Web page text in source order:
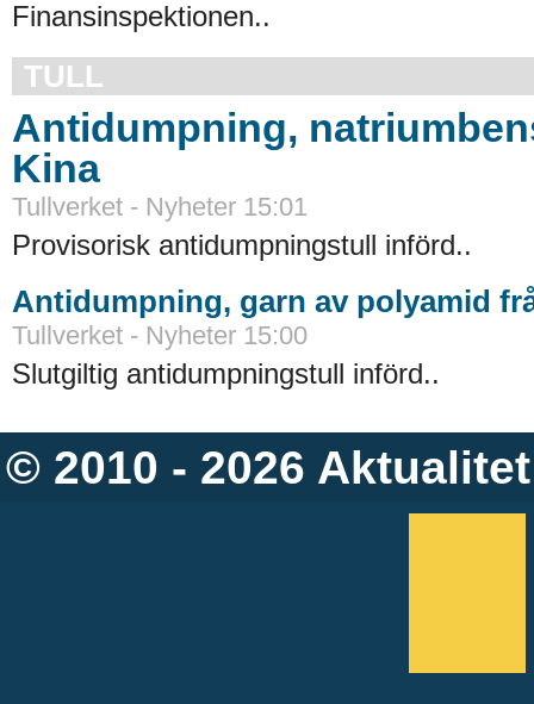
Finansinspektionen..
TULL
Antidumpning,
Kina
Tullverket - Nyheter 15:01
Provisorisk antidumpningstull införd..
Antidumpning, garn av polyamid
Tullverket - Nyheter 15:00
Slutgiltig antidumpningstull införd..
© 2010 - 2026 Aktualitet